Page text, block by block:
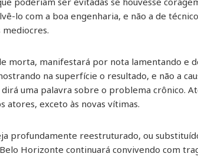
lo com a boa engenharia, e não a de
morta, manifestará por nota lamentando e
na superfície o resultado, e não a
uma palavra sobre o problema crônico.
atores, exceto às novas vítimas.
profundamente reestruturado, ou
Horizonte continuará convivendo com